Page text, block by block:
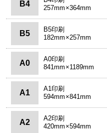
B4
257mm×364mm
B5
B5印刷
182mm×257mm
A0
A0印刷
841mm×1189mm
A1
A1印刷
594mm×841mm
A2
A2印刷
420mm×594mm